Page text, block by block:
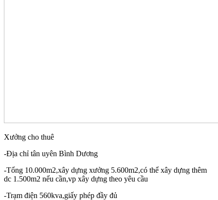
Xưởng cho thuê
-Địa chỉ tân uyên Bình Dương
-Tổng 10.000m2,xây dựng xưởng 5.600m2,có thể xây dựng thêm
dc 1.500m2 nếu cần,vp xây dựng theo yêu cầu
-Trạm điện 560kva,giấy phép đầy đủ